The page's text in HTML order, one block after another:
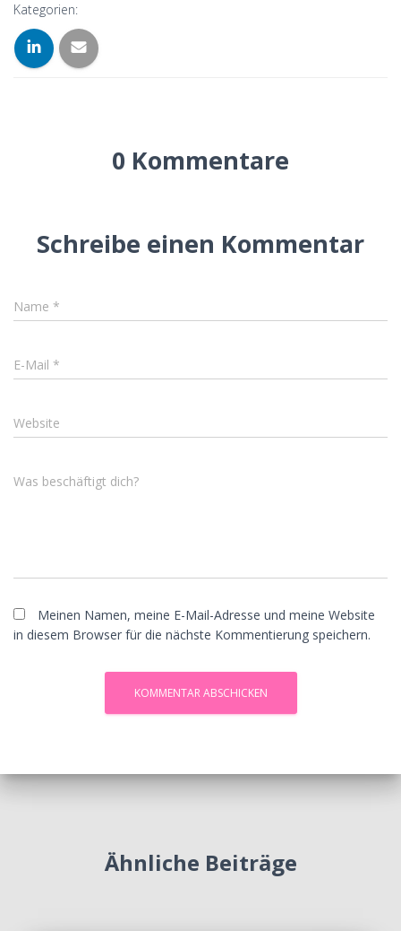
Kategorien:
0 Kommentare
Schreibe einen Kommentar
Name *
E-Mail *
Website
Was beschäftigt dich?
Meinen Namen, meine E-Mail-Adresse und meine Website
in diesem Browser für die nächste Kommentierung speichern.
Ähnliche Beiträge